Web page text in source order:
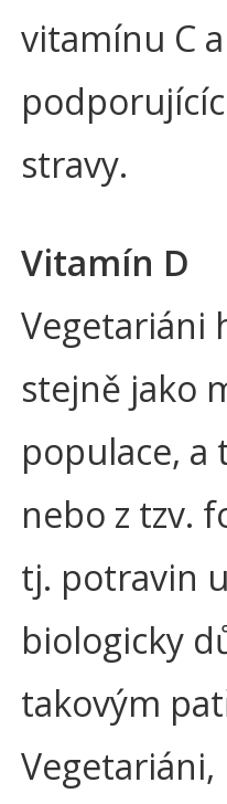
vitamínu C
stravy.
Vitamín D
Vegetariáni
stejně jako
populace, a
nebo z tzv.
tj. potravin
biologicky
takovým